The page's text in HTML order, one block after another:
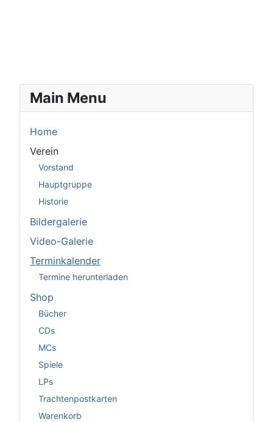
Main Menu
Home
Verein
Vorstand
Hauptgruppe
Historie
Bildergalerie
Video-Galerie
Terminkalender
Termine herunterladen
Shop
Bücher
CDs
MCs
Spiele
LPs
Trachtenpostkarten
Warenkorb